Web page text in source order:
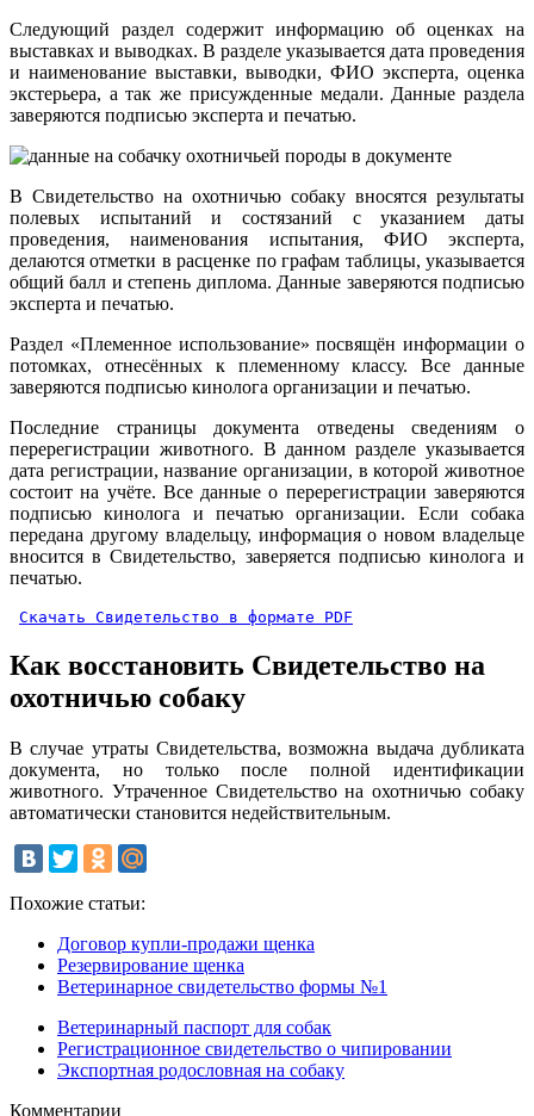
Следующий раздел содержит информацию об оценках на
выставках и выводках. В разделе указывается дата проведения
и наименование выставки, выводки, ФИО эксперта, оценка
экстерьера, а так же присужденные медали. Данные раздела
заверяются подписью эксперта и печатью.
В Свидетельство на охотничью собаку вносятся результаты
полевых испытаний и состязаний с указанием даты
проведения, наименования испытания, ФИО эксперта,
делаются отметки в расценке по графам таблицы, указывается
общий балл и степень диплома. Данные заверяются подписью
эксперта и печатью.
Раздел «Племенное использование» посвящён информации о
потомках, отнесённых к племенному классу. Все данные
заверяются подписью кинолога организации и печатью.
Последние страницы документа отведены сведениям о
перерегистрации животного. В данном разделе указывается
дата регистрации, название организации, в которой животное
состоит на учёте. Все данные о перерегистрации заверяются
подписью кинолога и печатью организации. Если собака
передана другому владельцу, информация о новом владельце
вносится в Свидетельство, заверяется подписью кинолога и
печатью.
Скачать Свидетельство в формате PDF
Как восстановить Свидетельство на
охотничью собаку
В случае утраты Свидетельства, возможна выдача дубликата
документа, но только после полной идентификации
животного. Утраченное Свидетельство на охотничью собаку
автоматически становится недействительным.
Похожие статьи:
Договор купли-продажи щенка
Резервирование щенка
Ветеринарное свидетельство формы №1
Ветеринарный паспорт для собак
Регистрационное свидетельство о чипировании
Экспортная родословная на собаку
Комментарии